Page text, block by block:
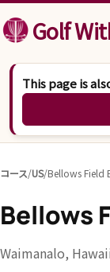
コンテンツへスキッ
Golf
This page is
コース/US/Bellows Field
Bellows
Waimanalo,